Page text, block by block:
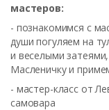
мастеров:
- познакомимся с
души погуляем на
и веселыми
Масленичку и
- мастер-класс от
самовара